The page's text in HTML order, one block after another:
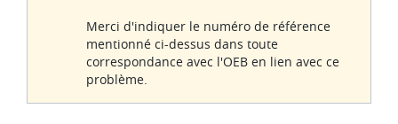
Merci d'indiquer le numéro de référence
mentionné ci-dessus dans toute
correspondance avec l'OEB en lien avec ce
problème.